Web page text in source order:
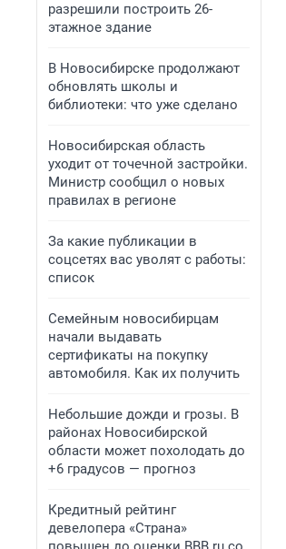
разрешили построить 26-
этажное здание
В Новосибирске продолжают
обновлять школы и
библиотеки: что уже сделано
Новосибирская область
уходит от точечной застройки.
Министр сообщил о новых
правилах в регионе
За какие публикации в
соцсетях вас уволят с работы:
список
Семейным новосибирцам
начали выдавать
сертификаты на покупку
автомобиля. Как их получить
Небольшие дожди и грозы. В
районах Новосибирской
области может похолодать до
+6 градусов — прогноз
Кредитный рейтинг
девелопера «Страна»